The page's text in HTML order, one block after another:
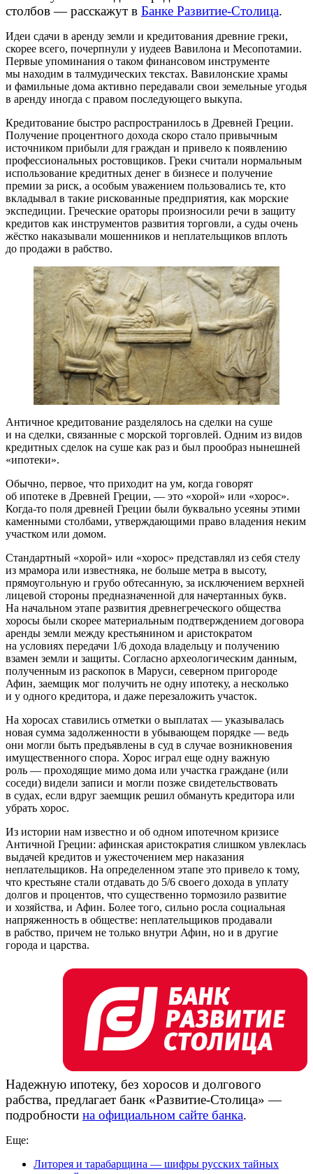
столбов — расскажут в Банке Развитие-Столица.
Идеи сдачи в аренду земли и кредитования древние греки,
скорее всего, почерпнули у иудеев Вавилона и Месопотамии.
Первые упоминания о таком финансовом инструменте
мы находим в талмудических текстах. Вавилонские храмы
и фамильные дома активно передавали свои земельные угодья
в аренду иногда с правом последующего выкупа.
Кредитование быстро распространилось в Древней Греции.
Получение процентного дохода скоро стало привычным
источником прибыли для граждан и привело к появлению
профессиональных ростовщиков. Греки считали нормальным
использование кредитных денег в бизнесе и получение
премии за риск, а особым уважением пользовались те, кто
вкладывал в такие рискованные предприятия, как морские
экспедиции. Греческие ораторы произносили речи в защиту
кредитов как инструментов развития торговли, а суды очень
жёстко наказывали мошенников и неплательщиков вплоть
до продажи в рабство.
Античное кредитование разделялось на сделки на суше
и на сделки, связанные с морской торговлей. Одним из видов
кредитных сделок на суше как раз и был прообраз нынешней
«ипотеки».
Обычно, первое, что приходит на ум, когда говорят
об ипотеке в Древней Греции, — это «хорой» или «хорос».
Когда-то поля древней Греции были буквально усеяны этими
каменными столбами, утверждающими право владения неким
участком или домом.
Стандартный «хорой» или «хорос» представлял из себя стелу
из мрамора или известняка, не больше метра в высоту,
прямоугольную и грубо обтесанную, за исключением верхней
лицевой стороны предназначенной для начертанных букв.
На начальном этапе развития древнегреческого общества
хоросы были скорее материальным подтверждением договора
аренды земли между крестьянином и аристократом
на условиях передачи 1/6 дохода владельцу и получению
взамен земли и защиты. Согласно археологическим данным,
полученным из раскопок в Маруси, северном пригороде
Афин, заемщик мог получить не одну ипотеку, а несколько
и у одного кредитора, и даже перезаложить участок.
На хоросах ставились отметки о выплатах — указывалась
новая сумма задолженности в убывающем порядке — ведь
они могли быть предъявлены в суд в случае возникновения
имущественного спора. Хорос играл еще одну важную
роль — проходящие мимо дома или участка граждане (или
соседи) видели записи и могли позже свидетельствовать
в судах, если вдруг заемщик решил обмануть кредитора или
убрать хорос.
Из истории нам известно и об одном ипотечном кризисе
Античной Греции: афинская аристократия слишком увлеклась
выдачей кредитов и ужесточением мер наказания
неплательщиков. На определенном этапе это привело к тому,
что крестьяне стали отдавать до 5/6 своего дохода в уплату
долгов и процентов, что существенно тормозило развитие
и хозяйства, и Афин. Более того, сильно росла социальная
напряженность в обществе: неплательщиков продавали
в рабство, причем не только внутри Афин, но и в другие
города и царства.
Надежную ипотеку, без хоросов и долгового
рабства, предлагает банк «Развитие-Столица» —
подробности на официальном сайте банка.
Еще:
Литорея и тарабарщина — шифры русских тайных